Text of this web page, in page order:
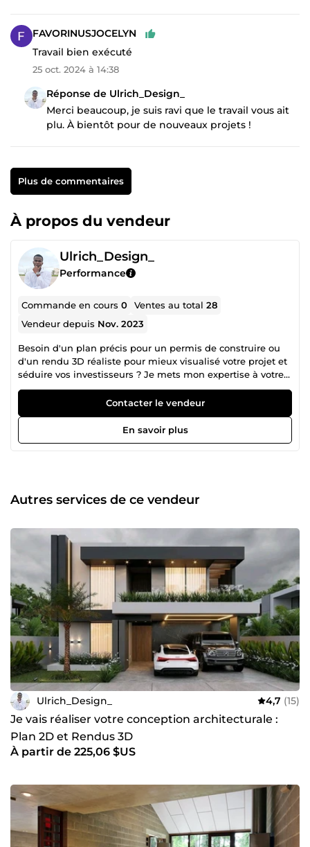
FAVORINUSJOCELYN
Travail bien exécuté
25 oct. 2024 à 14:38
Réponse de Ulrich_Design_
Merci beaucoup, je suis ravi que le travail vous ait
plu. À bientôt pour de nouveaux projets !
Plus de commentaires
À propos du vendeur
Ulrich_Design_
Performance
Commande en cours0 Ventes au total28
Vendeur depuis Nov. 2023
Besoin d'un plan précis pour un permis de construire ou
d'un rendu 3D réaliste pour mieux visualisé votre projet et
séduire vos investisseurs ? Je mets mon expertise à votre
service pour donner vie à vos idées. COMPETENCES
Conception des plans architecturaux détaillés, coupes,
façades et aménagement d'espaces. Création de rendus
3D réalistes pour des projets résidentiels, commerciaux et
urbains. Ma boite à outils professionnelle : SketchUp, V-
internationaux. Création de plans architecturaux
personnalisés, répondant aux exigences fonctionnelles et
urbanistes et autres professionnels pour assurer la
faisabilité technique et esthétique des projets. Gestion de
projets architecturaux avec des clients issus de différents
pays, garantissant une adaptation aux normes locales et
aux besoins culturels spécifiques. Études et analyses sur
l'optimisation des espaces publics et privés en tenant
compte des enjeux environnementaux. Cliquez sur
&quot;Contacter&quot; pour m'exposer vos idées. Je vous
répondrai en moins d'une heure pour discuter de la
meilleur approche pour votre conception.
Contacter le vendeur
En savoir plus
Autres services de ce vendeur
Ulrich_Design_ 4,7 (15)
Je vais réaliser votre conception architecturale :
Plan 2D et Rendus 3D
À partir de 225,06 $US